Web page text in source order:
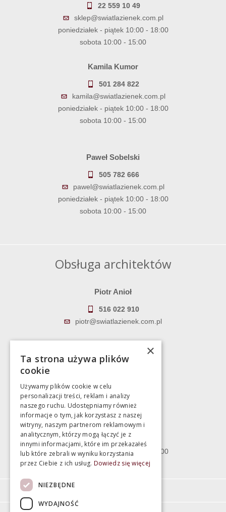
22 559 10 49
sklep@swiatlazienek.com.pl
poniedziałek - piątek 10:00 - 18:00
sobota 10:00 - 15:00
Kamila Kumor
501 284 822
kamila@swiatlazienek.com.pl
poniedziałek - piątek 10:00 - 18:00
sobota 10:00 - 15:00
Paweł Sobelski
505 782 666
pawel@swiatlazienek.com.pl
poniedziałek - piątek 10:00 - 18:00
sobota 10:00 - 15:00
Obsługa architektów
Piotr Anioł
516 022 910
piotr@swiatlazienek.com.pl
783 043 083
Magazyn
Bartycka 24/26 Hala 100
00-716 Warszawa
poniedziałek - piątek 10:00 - 18:00
sobota 10:00 - 15:00
×
Ta strona używa plików
cookie
Używamy plików cookie w celu
personalizacji treści, reklam i analizy
naszego ruchu. Udostępniamy również
informacje o tym, jak korzystasz z naszej
witryny, naszym partnerom reklamowym i
analitycznym, którzy mogą łączyć je z
innymi informacjami, które im przekazałeś
lub które zebrali w wyniku korzystania
przez Ciebie z ich usług. Dowiedz się więcej
NIEZBĘDNE
WYDAJNOŚĆ